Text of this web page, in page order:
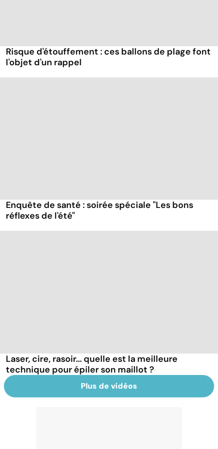
Risque d'étouffement : ces ballons de plage font
l'objet d'un rappel
Enquête de santé : soirée spéciale "Les bons
réflexes de l'été"
Laser, cire, rasoir... quelle est la meilleure
technique pour épiler son maillot ?
Plus de vidéos